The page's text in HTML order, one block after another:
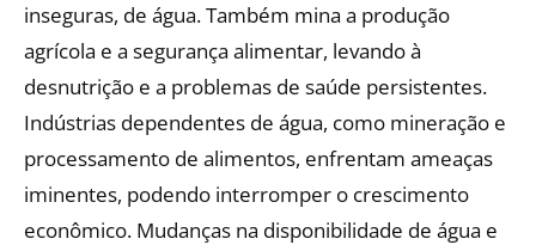
inseguras, de água. Também mina a produção
agrícola e a segurança alimentar, levando à
desnutrição e a problemas de saúde persistentes.
Indústrias dependentes de água, como mineração e
processamento de alimentos, enfrentam ameaças
iminentes, podendo interromper o crescimento
econômico. Mudanças na disponibilidade de água e